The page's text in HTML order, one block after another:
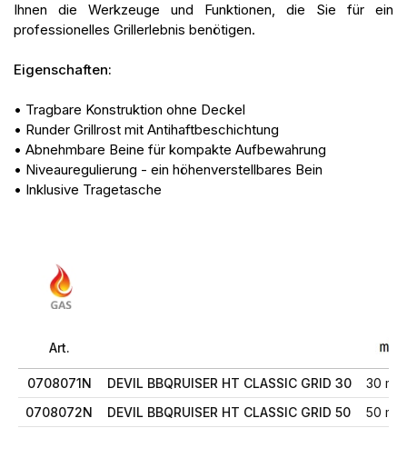
Ihnen die Werkzeuge und Funktionen, die Sie für ein
professionelles Grillerlebnis benötigen.
Eigenschaften:
• Tragbare Konstruktion ohne Deckel
• Runder Grillrost mit Antihaftbeschichtung
• Abnehmbare Beine für kompakte Aufbewahrung
• Niveauregulierung - ein höhenverstellbares Bein
• Inklusive Tragetasche
Art.
0708071N DEVIL BBQRUISER HT CLASSIC GRID 30
30
0708072N
DEVIL BBQRUISER HT CLASSIC GRID 50 50